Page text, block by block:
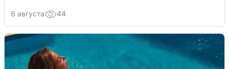
6 августа 44